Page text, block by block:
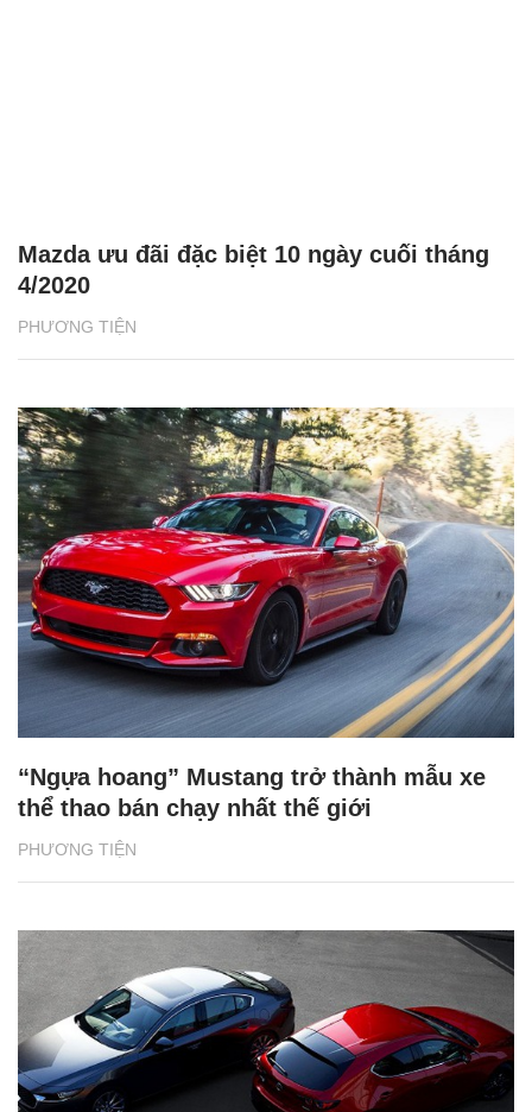
PHƯƠNG TIỆN
Mazda ưu đãi đặc biệt 10 ngày cuối tháng
4/2020
PHƯƠNG TIỆN
“Ngựa hoang” Mustang trở thành mẫu xe
thể thao bán chạy nhất thế giới